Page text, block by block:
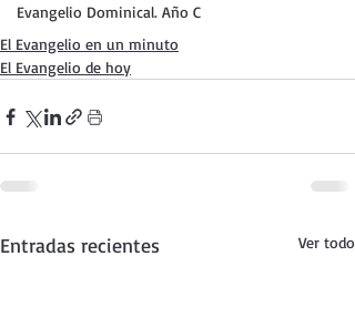
Evangelio Dominical. Año C
El Evangelio en un minuto
El Evangelio de hoy
Entradas recientes Ver todo